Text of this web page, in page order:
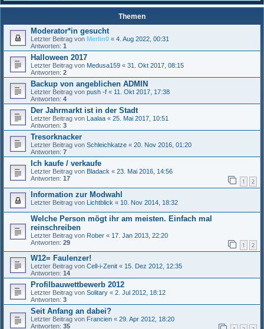
Themen
Moderator*in gesucht
Letzter Beitrag von Merlin0 « 4. Aug 2022, 00:31
Antworten: 1
Halloween 2017
Letzter Beitrag von Medusa159 « 31. Okt 2017, 08:15
Antworten: 2
Backup von angeblichen ADMIN
Letzter Beitrag von push -f « 11. Okt 2017, 17:38
Antworten: 4
Der Jahrmarkt ist in der Stadt
Letzter Beitrag von Laalaa « 25. Mai 2017, 10:51
Antworten: 3
Tresorknacker
Letzter Beitrag von Schleichkatze « 20. Nov 2016, 01:20
Antworten: 7
Ich kaufe / verkaufe
Letzter Beitrag von Bladack « 23. Mai 2016, 14:56
Antworten: 17 1 2
Information zur Modwahl
Letzter Beitrag von Lichtblick « 10. Nov 2014, 18:32
Welche Person mögt ihr am meisten. Einfach mal
reinschreiben
Letzter Beitrag von Rober « 17. Jan 2013, 22:20
Antworten: 29 1 2
W12= Faulenzer!
Letzter Beitrag von Cell-i-Zenit « 15. Dez 2012, 12:35
Antworten: 14
Profilbauwettbewerb 2012
Letzter Beitrag von Solitary « 2. Jul 2012, 18:12
Antworten: 3
Seit Anfang an dabei?
Letzter Beitrag von Francien « 29. Apr 2012, 18:20
Antworten: 35